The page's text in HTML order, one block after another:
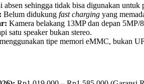
absen sehingga tidak bisa digunakan untuk
Belum didukung fast charging yang
Kamera belakang 13MP dan depan 5MP/
satu speaker bukan stereo.
tipe memori eMMC, bukan